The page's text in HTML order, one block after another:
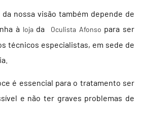
nossa visão também depende de
à lojada Oculista Afonso para ser
técnicos especialistas, em sede de
é essencial para o tratamento ser
e não ter graves problemas de